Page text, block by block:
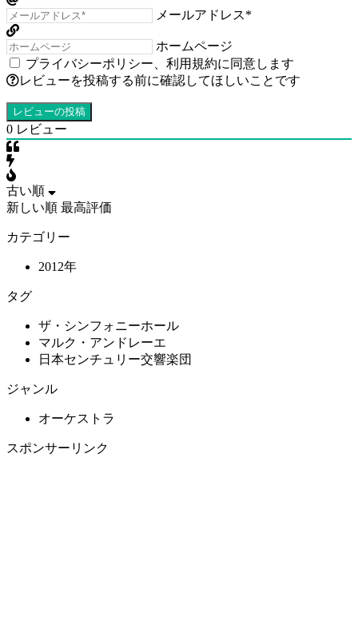
メールアドレス*
ホームページ
プライバシーポリシー
利用規約に同意します
レビューを投稿する前に確認してほしいことです
0 レビュー
古い順
新しい順 最高評価
カテゴリー
2012年
タグ
ザ・シンフォニーホール
マルク・アンドレーエ
日本センチュリー交響楽団
ジャンル
オーケストラ
スポンサーリンク